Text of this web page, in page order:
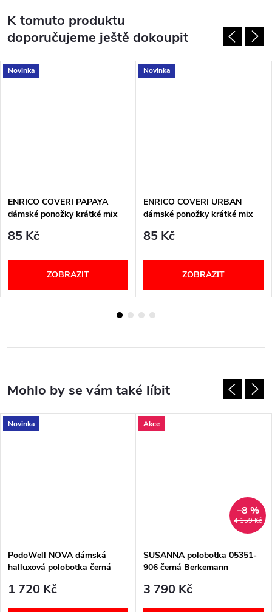
K tomuto produktu
doporučujeme ještě dokoupit
Novinka
ENRICO COVERI PAPAYA
dámské ponožky krátké mix
85 Kč
ZOBRAZIT
Novinka
ENRICO COVERI URBAN
dámské ponožky krátké mix
85 Kč
ZOBRAZIT
Novinka
PodoWell NOVA dámská
halluxová polobotka černá
1 720 Kč
Akce
4 159 Kč
–8 %
SUSANNA polobotka 05351-
906 černá Berkemann
3 790 Kč